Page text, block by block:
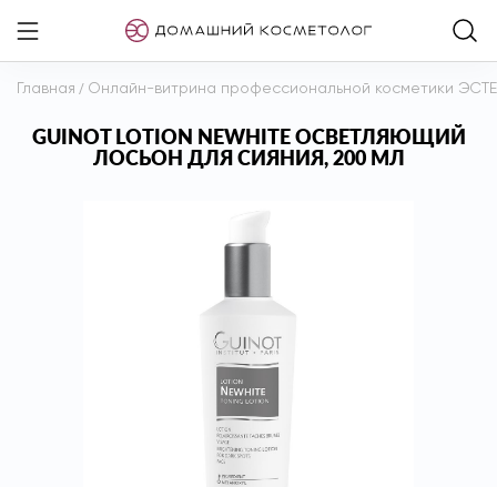
Главная / Онлайн-витрина профессиональной косметики
GUINOT LOTION NEWHITE ОСВЕТЛЯЮЩИЙ
ЛОСЬОН ДЛЯ СИЯНИЯ, 200 МЛ